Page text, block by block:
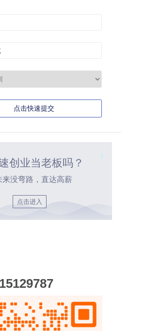
点击快速提交
创业当老板吗？
来没弯路，直达高薪
点击进入